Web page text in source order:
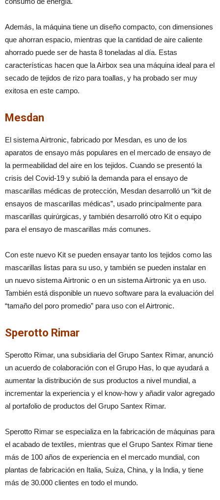
Además, la máquina tiene un diseño compacto, con dimensiones
que ahorran espacio, mientras que la cantidad de aire caliente
ahorrado puede ser de hasta 8 toneladas al día. Estas
características hacen que la Airbox sea una máquina ideal para el
secado de tejidos de rizo para toallas, y ha probado ser muy
exitosa en este campo.
Mesdan
El sistema Airtronic, fabricado por Mesdan, es uno de los
aparatos de ensayo más populares en el mercado de ensayo de
la permeabilidad del aire en los tejidos. Cuando se presentó la
crisis del Covid-19 y subió la demanda para el ensayo de
mascarillas médicas de protección, Mesdan desarrolló un “kit de
ensayos de mascarillas médicas”, usado principalmente para
mascarillas quirúrgicas, y también desarrolló otro Kit o equipo
para el ensayo de mascarillas más comunes.
Con este nuevo Kit se pueden ensayar tanto los tejidos como las
mascarillas listas para su uso, y también se pueden instalar en
un nuevo sistema Airtronic o en un sistema Airtronic ya en uso.
También está disponible un nuevo software para la evaluación del
“tamaño del poro promedio” para uso con el Airtronic.
Sperotto Rimar
Sperotto Rimar, una subsidiaria del Grupo Santex Rimar, anunció
un acuerdo de colaboración con el Grupo Has, lo que ayudará a
aumentar la distribución de sus productos a nivel mundial, a
incrementar la experiencia y el know-how y añadir valor agregado
al portafolio de productos del Grupo Santex Rimar.
Sperotto Rimar se especializa en la fabricación de máquinas para
el acabado de textiles, mientras que el Grupo Santex Rimar tiene
más de 100 años de experiencia en el mercado mundial, con
plantas de fabricación en Italia, Suiza, China, y la India, y tiene
más de 30.000 clientes en todo el mundo.